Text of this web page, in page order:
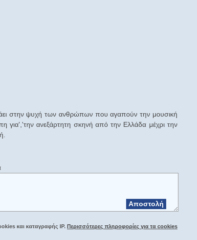
στην ψυχή των ανθρώπων που αγαπούν την μουσική
για','την ανεξάρτητη σκηνή από την Ελλάδα μέχρι την
Αποστολή
και καταγραφής IP. Περισσότερες πληροφορίες για τα cookies